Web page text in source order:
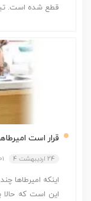
قطع شده است.
قرار است
24 اردیبهشت 4
اینکه امیرطاها
این است که حالا